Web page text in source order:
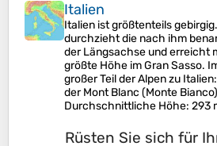
Italien
Italien ist größtenteils
durchzieht die nach ihm
der Längsachse und erreicht
größte Höhe im Gran Sasso.
großer Teil der Alpen zu
der Mont Blanc (Monte
Durchschnittliche Höhe: 293
Rüsten Sie sich für